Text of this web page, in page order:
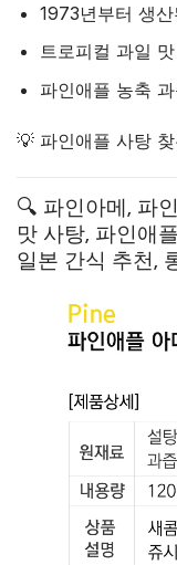
1973년부터 생
트로피컬 과일
파인애플 농축
💡 파인애플 사탕
🔍 파인아메, 파
맛 사탕, 파인애
일본 간식 추천,